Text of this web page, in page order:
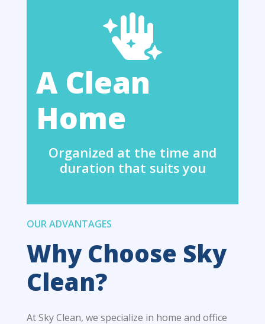
A Clean
Home
Organized at the time and
duration that suits you
OUR ADVANTAGES
Why Choose Sky
Clean?
At Sky Clean, we specialize in home and office